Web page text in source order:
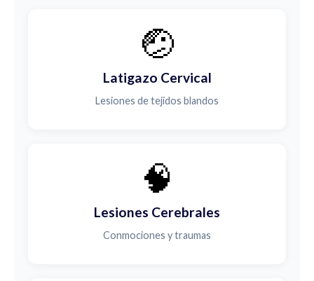
🤕
Latigazo Cervical
Lesiones de tejidos blandos
🧠
Lesiones Cerebrales
Conmociones y traumas